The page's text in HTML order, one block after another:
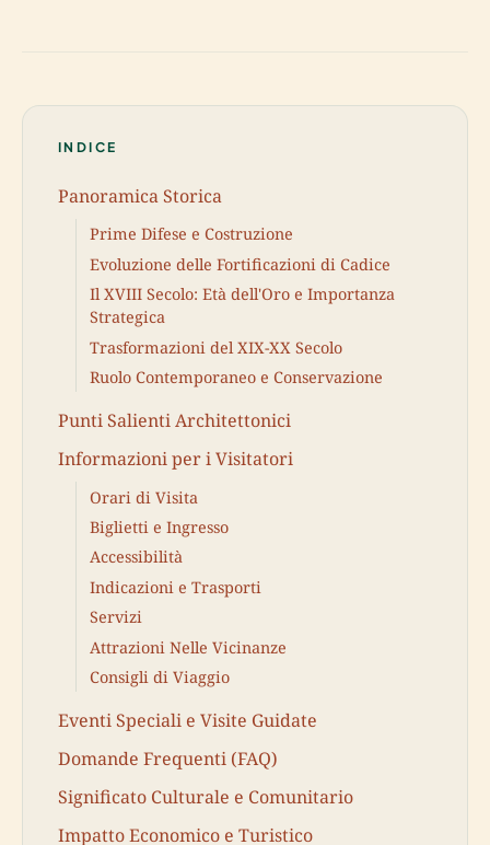
INDICE
Panoramica Storica
Prime Difese e Costruzione
Evoluzione delle Fortificazioni di Cadice
Il XVIII Secolo: Età dell'Oro e Importanza
Strategica
Trasformazioni del XIX-XX Secolo
Ruolo Contemporaneo e Conservazione
Punti Salienti Architettonici
Informazioni per i Visitatori
Orari di Visita
Biglietti e Ingresso
Accessibilità
Indicazioni e Trasporti
Servizi
Attrazioni Nelle Vicinanze
Consigli di Viaggio
Eventi Speciali e Visite Guidate
Domande Frequenti (FAQ)
Significato Culturale e Comunitario
Impatto Economico e Turistico